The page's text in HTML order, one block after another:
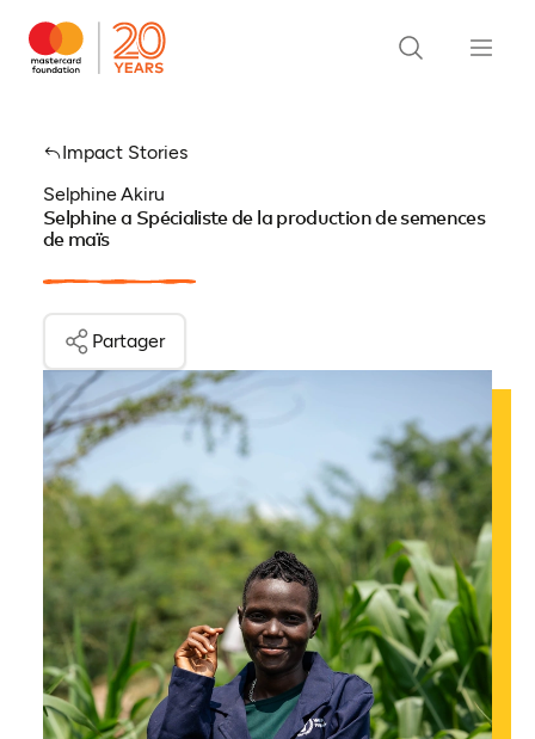
Impact Stories
Selphine Akiru
Selphine a Spécialiste de la production de semences
de maïs
Partager